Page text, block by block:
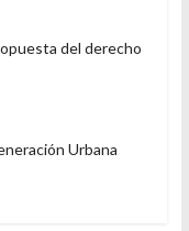
del derecho
Urbana